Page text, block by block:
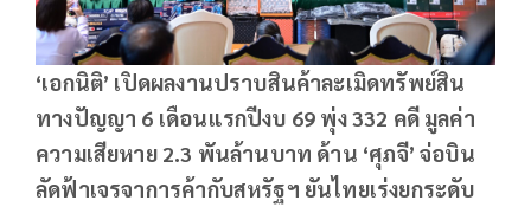
‘เอกนิติ’ เปิดผลงานปราบสินค้าละเมิดทรัพย์สิน
ทางปัญญา 6 เดือนแรกปีงบ 69 พุ่ง 332 คดี มูลค่า
ความเสียหาย 2.3 พันล้านบาท ด้าน ‘ศุภจี’ จ่อบิน
ลัดฟ้าเจรจาการค้ากับสหรัฐฯ ยันไทยเร่งยกระดับ